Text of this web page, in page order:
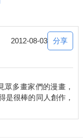
2012-08-03 分享
眾多畫家們的漫畫，
是很棒的同人創作，